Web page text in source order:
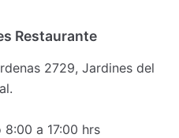
Restaurante
2729, Jardines del
8:00 a 17:00 hrs